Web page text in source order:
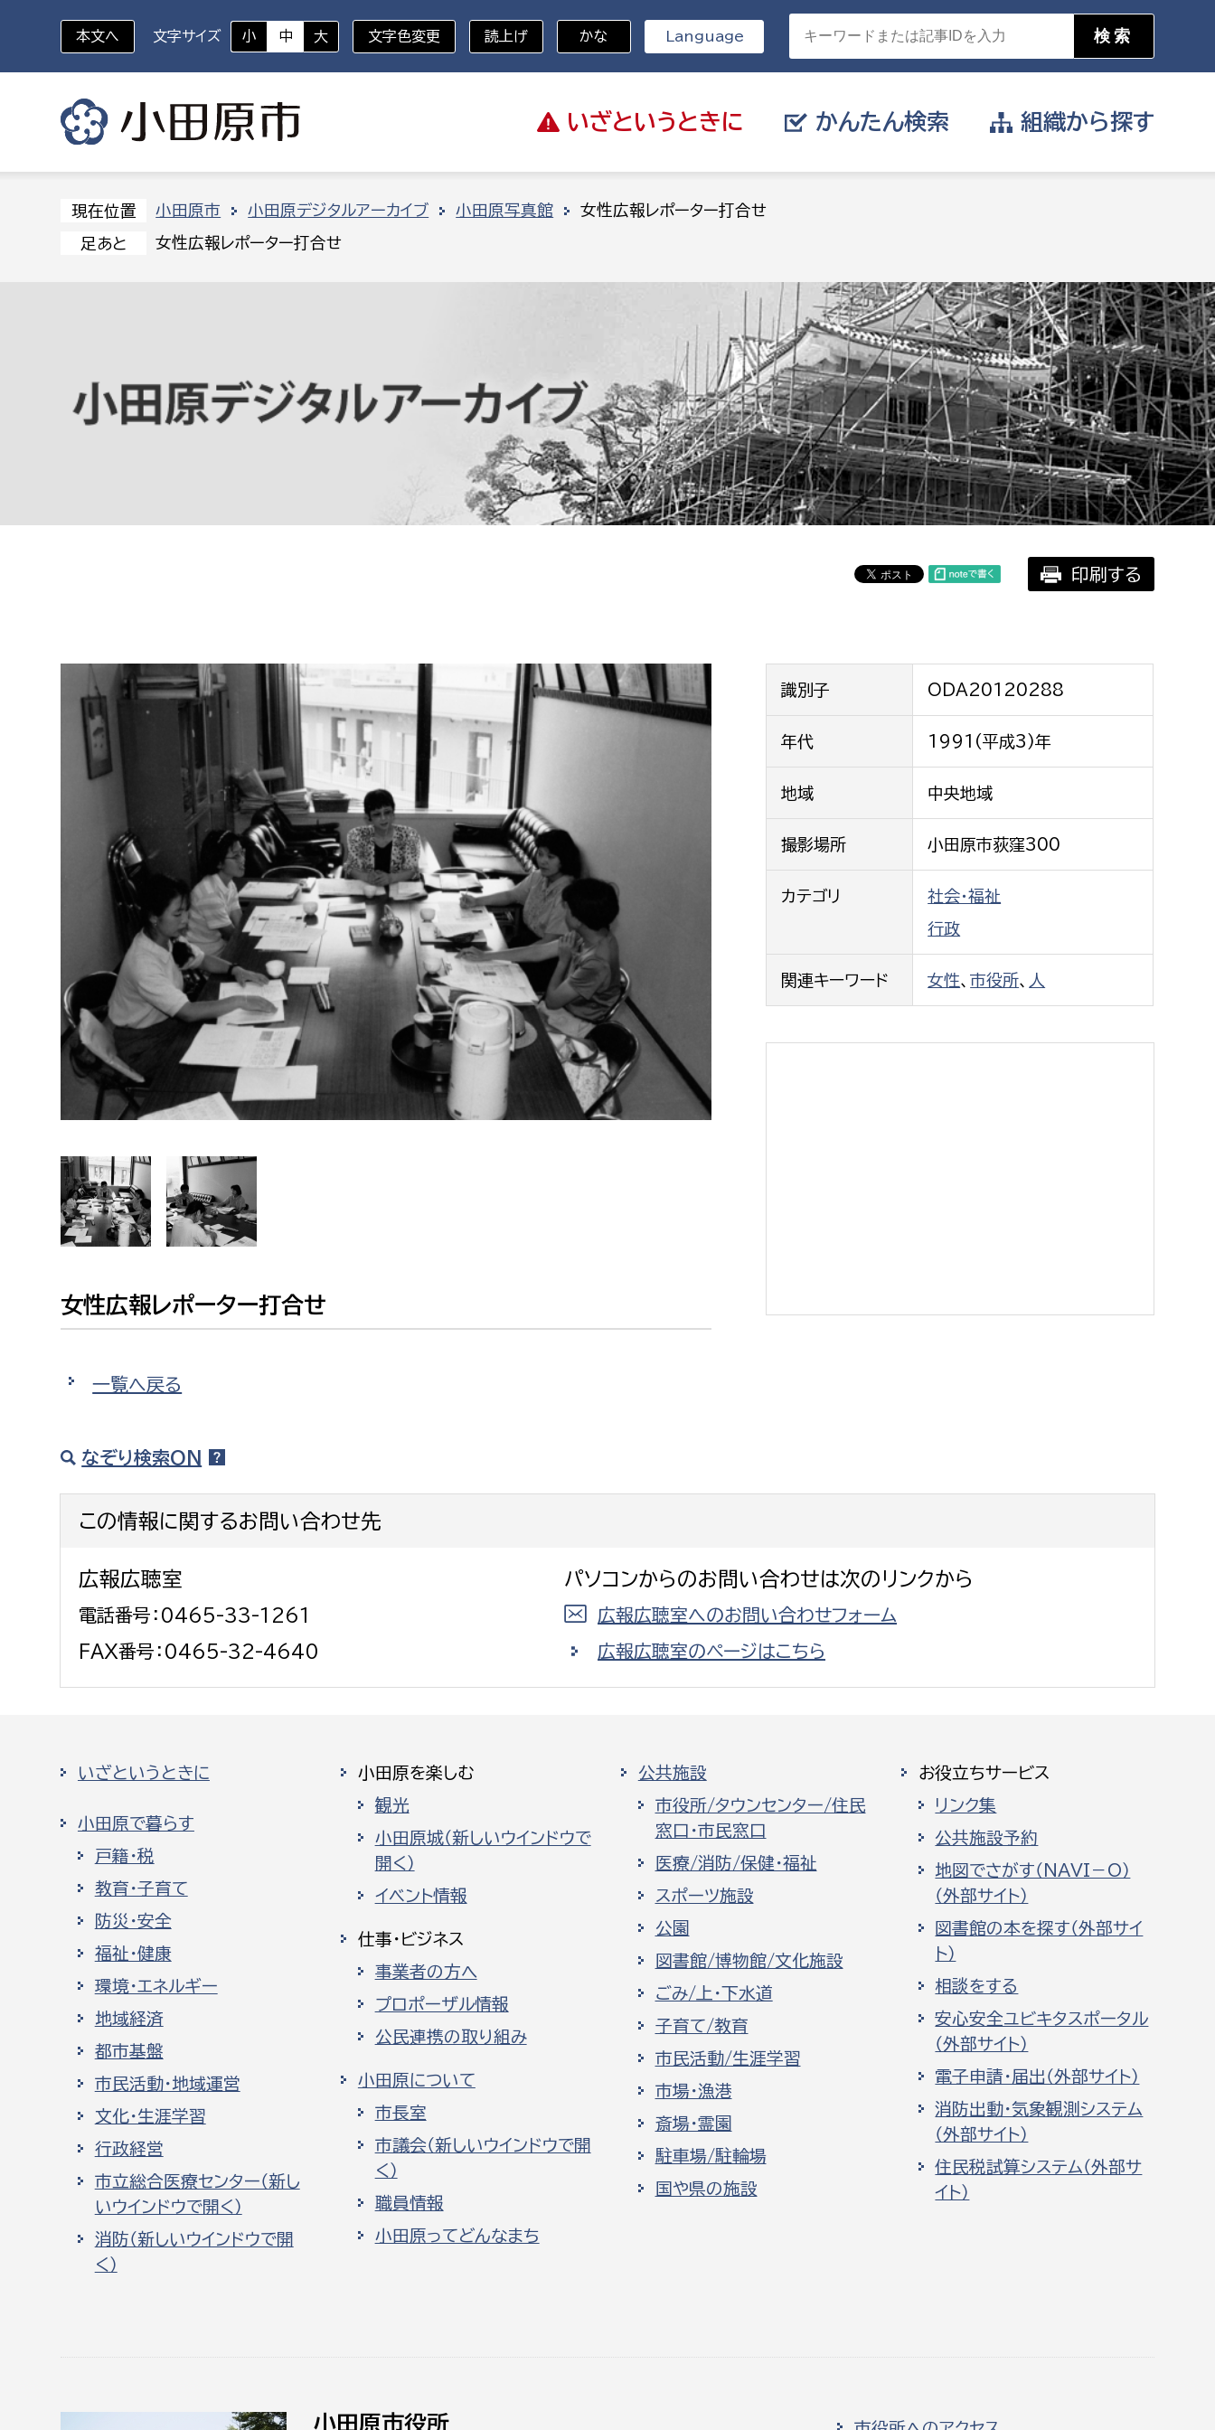
いざと いうときに
いざというときに
防災・ハザードマップ 避難場所 消防
かんたん検索
対象者を選択
高校生・大学生など
妊産婦
傷病者
事業者
求職者
外国人
分野を選択
防災・安全
福祉・健康
環境・エネルギー
文化・生涯学習
市民活動・地域づくり
行政経営
観光
消防
病院
市議会
届け出や申請をしたい
証明書がほしい
相談をしたい
支払いをしたい
働きたい
遊びたい
イベント・講座などに参加したい
まちづくりに関わりたい
組織から探す
組織から探す
部に属さない室 企画部
デジタル推進課
財産管理課
契約検査課
市税総務課
市民税課
資産税課
事業課
戸籍住民課
図書館
スポーツ課
小田原城総合管理事務所
環境政策課
福祉健康部
生活援護課
高齢介護課
障がい福祉課
健康づくり課
子ども若者部
子ども政策課
子ども若者支援課
保育課
都市部
都市計画課
地域交通課
建築指導課
開発審査課
建設部
建設政策課
国県事業推進課
道水路整備課
みどり公園課
建築課
会計管理者
出納室
市立総合医療センター
患者サポートセンター
病院管理局：経営管理課
経営総務課
水道整備課
浄水管理課
農業委員会事務局
本文へ 文字サイズ 小 中 大 文字色変更 読上げ かな Language
現在位置 小田原市 小田原デジタルアーカイブ 小田原写真館 女性広報レポーター打合せ
足あと 女性広報レポーター打合せ
印刷する
女性広報レポーター打合せ
識別子 ODA20120288
年代 1991(平成3)年
地域 中央地域
撮影場所 小田原市荻窪300
カテゴリ
社会・福祉
行政
関連キーワード 女性、市役所、 人
一覧へ戻る
なぞり検索ON
この情報に関するお問い合わせ先
広報広聴室
電話番号：0465-33-1261
FAX番号：0465-32-4640
パソコンからのお問い合わせは次のリンクから
広報広聴室へのお問い合わせフォーム
広報広聴室のページはこちら
いざというときに
小田原で暮らす
戸籍・税
教育・子育て
防災・安全
福祉・健康
環境・エネルギー
地域経済
都市基盤
市民活動・地域運営
文化・生涯学習
行政経営
市立総合医療センター（新し
いウインドウで開く）
消防（新しいウインドウで開
く）
小田原を楽しむ
観光
小田原城（新しいウインドウで
開く）
イベント情報
仕事・ビジネス
事業者の方へ
プロポーザル情報
公民連携の取り組み
小田原について
市長室
市議会（新しいウインドウで開
く）
職員情報
小田原ってどんなまち
公共施設
市役所/タウンセンター/住民
窓口・市民窓口
医療/消防/保健・福祉
スポーツ施設
公園
図書館/博物館/文化施設
ごみ/上・下水道
子育て/教育
市民活動/生涯学習
市場・漁港
斎場・霊園
駐車場/駐輪場
国や県の施設
お役立ちサービス
リンク集
公共施設予約
地図でさがす（NAVI－O）
（外部サイト）
図書館の本を探す（外部サイ
ト）
相談をする
安心安全ユビキタスポータル
（外部サイト）
電子申請・届出（外部サイト）
消防出動・気象観測システム
（外部サイト）
住民税試算システム（外部サ
イト）
小田原市役所